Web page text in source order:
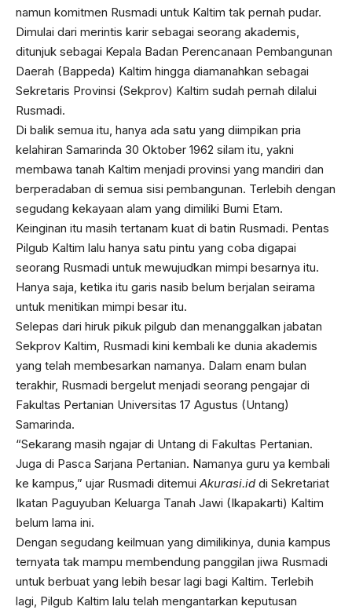
namun komitmen Rusmadi untuk Kaltim tak pernah pudar.
Dimulai dari merintis karir sebagai seorang akademis,
ditunjuk sebagai Kepala Badan Perencanaan Pembangunan
Daerah (Bappeda) Kaltim hingga diamanahkan sebagai
Sekretaris Provinsi (Sekprov) Kaltim sudah pernah dilalui
Rusmadi.
Di balik semua itu, hanya ada satu yang diimpikan pria
kelahiran Samarinda 30 Oktober 1962 silam itu, yakni
membawa tanah Kaltim menjadi provinsi yang mandiri dan
berperadaban di semua sisi pembangunan. Terlebih dengan
segudang kekayaan alam yang dimiliki Bumi Etam.
Keinginan itu masih tertanam kuat di batin Rusmadi. Pentas
Pilgub Kaltim lalu hanya satu pintu yang coba digapai
seorang Rusmadi untuk mewujudkan mimpi besarnya itu.
Hanya saja, ketika itu garis nasib belum berjalan seirama
untuk menitikan mimpi besar itu.
Selepas dari hiruk pikuk pilgub dan menanggalkan jabatan
Sekprov Kaltim, Rusmadi kini kembali ke dunia akademis
yang telah membesarkan namanya. Dalam enam bulan
terakhir, Rusmadi bergelut menjadi seorang pengajar di
Fakultas Pertanian Universitas 17 Agustus (Untang)
Samarinda.
“Sekarang masih ngajar di Untang di Fakultas Pertanian.
Juga di Pasca Sarjana Pertanian. Namanya guru ya kembali
ke kampus,” ujar Rusmadi ditemui Akurasi.id di Sekretariat
Ikatan Paguyuban Keluarga Tanah Jawi (Ikapakarti) Kaltim
belum lama ini.
Dengan segudang keilmuan yang dimilikinya, dunia kampus
ternyata tak mampu membendung panggilan jiwa Rusmadi
untuk berbuat yang lebih besar lagi bagi Kaltim. Terlebih
lagi, Pilgub Kaltim lalu telah mengantarkan keputusan